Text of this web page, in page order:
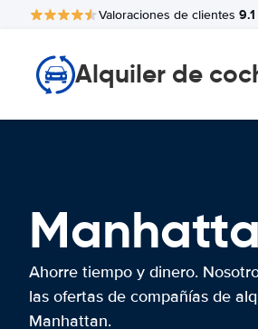
Valoraciones de clientes 9.1
Alquiler de
Ahorre tiempo y dinero.
las ofertas de compañías de
Manhattan.